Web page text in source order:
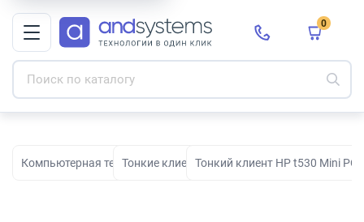
0
Компьютерная техникаТонкие клиентыТонкий клиент HP t530 Mini PC,